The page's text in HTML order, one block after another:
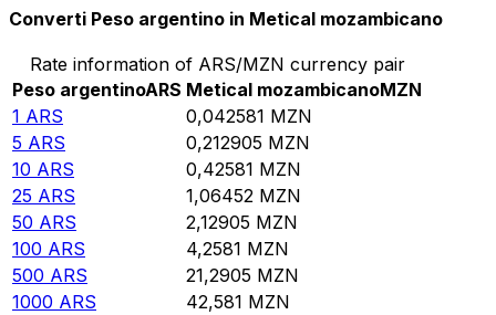
Converti Peso argentino in Metical mozambicano
Rate information of ARS/MZN currency pair
Peso argentinoARS Metical mozambicanoMZN
1 ARS 0,042581 MZN
5 ARS 0,212905 MZN
10 ARS 0,42581 MZN
25 ARS 1,06452 MZN
50 ARS 2,12905 MZN
100 ARS 4,2581 MZN
500 ARS 21,2905 MZN
1000 ARS 42,581 MZN